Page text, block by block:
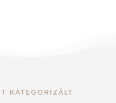
KATEGORIZÁLT